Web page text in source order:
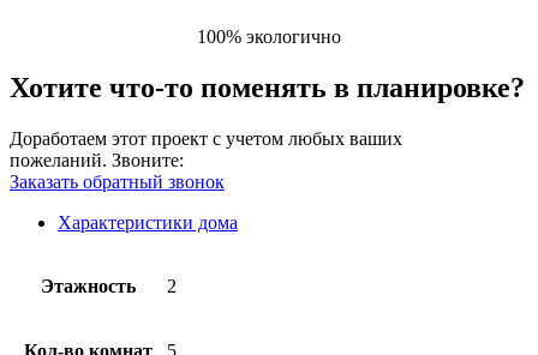
100% экологично
Хотите что-то поменять в планировке?
Доработаем этот проект с учетом любых ваших
пожеланий. Звоните:
Заказать обратный звонок
Характеристики дома
Этажность 2
Кол-во комнат 5